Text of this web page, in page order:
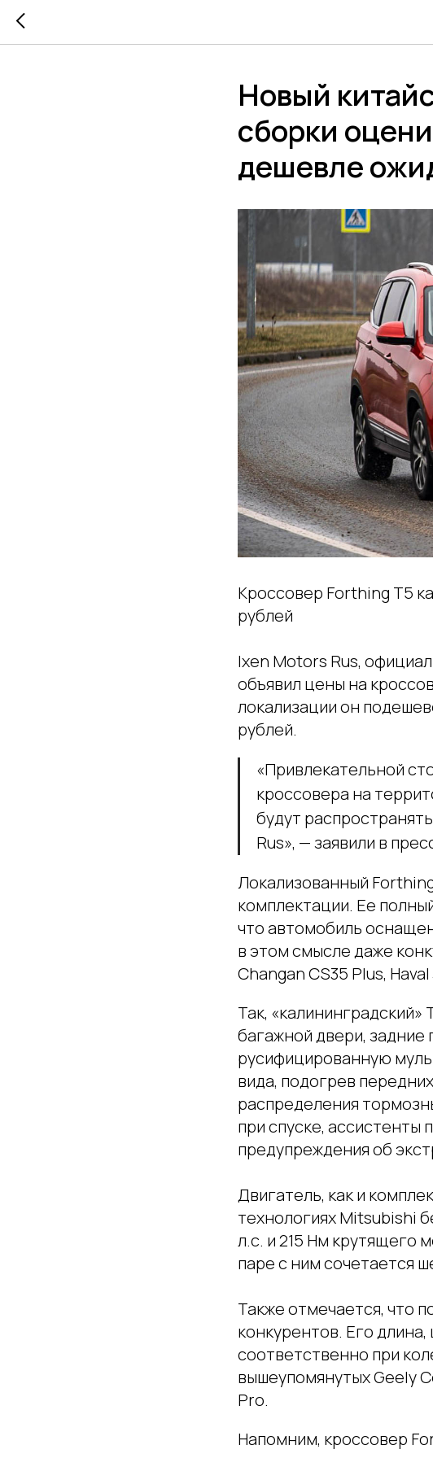
Новый
сборки
дешевле
Кроссовер Forthing T5
рублей
Ixen Motors Rus,
объявил цены на
локализации он
рублей.
«Привлекательной
кроссовера на
будут
Rus», — заявили в
Локализованный
комплектации. Ее
что автомобиль
в этом смысле даже
Changan CS35 Plus,
Так,
багажной двери, задние
русифицированную
вида, подогрев
распределения
при спуске, ассистенты
предупреждения об
Двигатель, как и
технологиях Mitsubishi
л.с. и 215 Нм крутящего
паре с ним сочетается
Также отмечается, что
конкурентов. Его
соответственно при
вышеупомянутых Geely
Pro.
Напомним, кроссовер